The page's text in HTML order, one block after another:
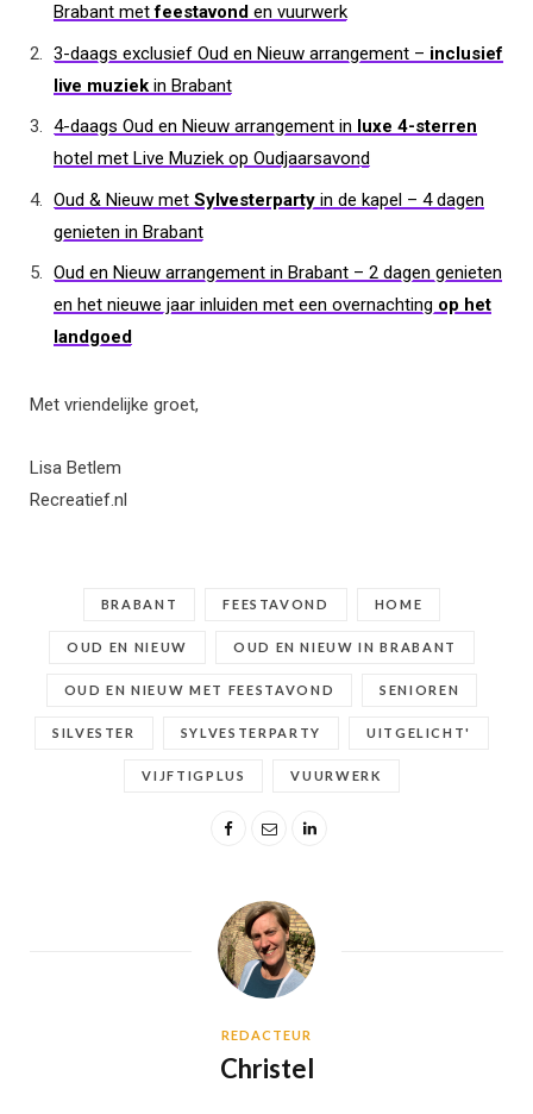
Brabant metfeestavond en vuurwerk
3-daags exclusief Oud en Nieuw arrangement – inclusief
live muziek in Brabant
4-daags Oud en Nieuw arrangement in luxe 4-sterren
hotel met Live Muziek op Oudjaarsavond
Oud & Nieuw met Sylvesterparty in de kapel – 4 dagen
genieten in Brabant
Oud en Nieuw arrangement in Brabant – 2 dagen genieten
en het nieuwe jaar inluiden met een overnachting op het
landgoed
Met vriendelijke groet,
Lisa Betlem
Recreatief.nl
BRABANT FEESTAVOND HOME
OUD EN NIEUW OUD EN NIEUW IN BRABANT
OUD EN NIEUW MET FEESTAVOND SENIOREN
SILVESTER SYLVESTERPARTY UITGELICHT'
VIJFTIGPLUS VUURWERK
REDACTEUR
Christel